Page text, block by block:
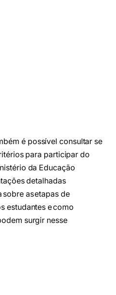
é possível consultar se
para participar do
da Educação
detalhadas
sobre as etapas de
estudantes e como
surgir nesse